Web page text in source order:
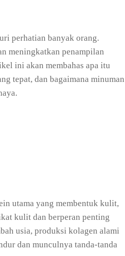
perhatian banyak orang.
meningkatkan penampilan
ini akan membahas apa itu
tepat, dan bagaimana minuman
utama yang membentuk kulit,
kulit dan berperan penting
usia, produksi kolagen alami
dan munculnya tanda-tanda